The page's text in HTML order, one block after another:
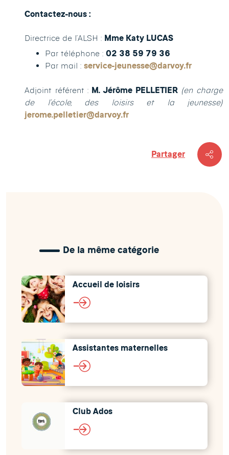
Contactez-nous :
Directrice de l’ALSH : Mme Katy LUCAS
Par téléphone : 02 38 59 79 36
Par mail : service-jeunesse@darvoy.fr
Adjoint référent : M. Jérôme PELLETIER (en charge
de l’école, des loisirs et la jeunesse)
jerome.pelletier@darvoy.fr
Partager
De la même catégorie
Accueil de loisirs
Assistantes maternelles
Club Ados